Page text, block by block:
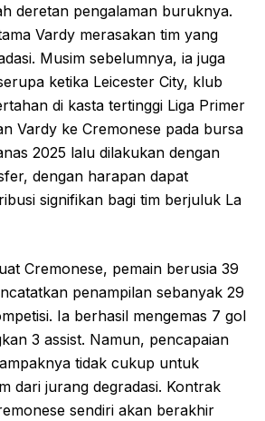
deretan pengalaman buruknya.
Vardy merasakan tim yang
Musim sebelumnya, ia juga
ketika Leicester City, klub
di kasta tertinggi Liga Primer
Vardy ke Cremonese pada bursa
2025 lalu dilakukan dengan
dengan harapan dapat
signifikan bagi tim berjuluk La
Cremonese, pemain berusia 39
penampilan sebanyak 29
Ia berhasil mengemas 7 gol
3 assist. Namun, pencapaian
tidak cukup untuk
dari jurang degradasi. Kontrak
sendiri akan berakhir